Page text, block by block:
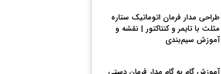
طراحی مدار فرمان اتوماتیک ستاره
مثلث با تایمر و کنتاکتور | نقشه و
آموزش سیم‌بندی